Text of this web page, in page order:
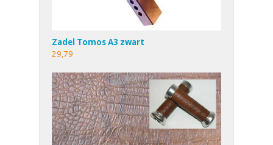
Zadel Tomos A3 zwart
29,79